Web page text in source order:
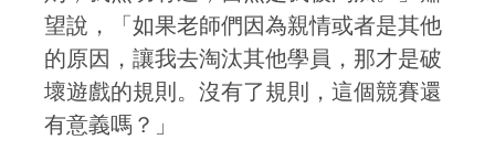
望說，「如果老師們因為親情或者是其他
的原因，讓我去淘汰其他學員，那才是破
壞遊戲的規則。沒有了規則，這個競賽還
有意義嗎？」